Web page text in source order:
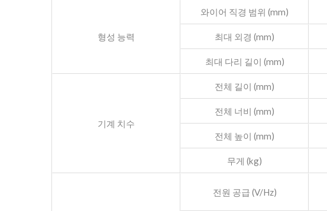
형성 능력
와이어 직경 범위 (mm)
최대 외경 (mm)
최대 다리 길이 (mm)
기계 치수
전체 길이 (mm)
전체 너비 (mm)
전체 높이 (mm)
무게 (kg)
전원 공급 (V/Hz)